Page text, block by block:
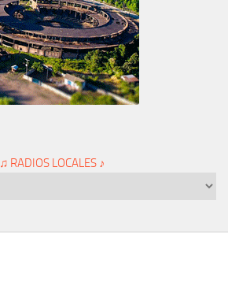
♫ RADIOS LOCALES ♪